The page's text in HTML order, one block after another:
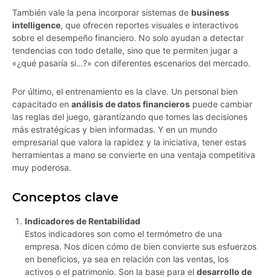
También vale la pena incorporar sistemas de business
intelligence, que ofrecen reportes visuales e interactivos
sobre el desempeño financiero. No solo ayudan a detectar
tendencias con todo detalle, sino que te permiten jugar a
«¿qué pasaría si…?» con diferentes escenarios del mercado.
Por último, el entrenamiento es la clave. Un personal bien
capacitado en análisis de datos financieros puede cambiar
las reglas del juego, garantizando que tomes las decisiones
más estratégicas y bien informadas. Y en un mundo
empresarial que valora la rapidez y la iniciativa, tener estas
herramientas a mano se convierte en una ventaja competitiva
muy poderosa.
Conceptos clave
Indicadores de Rentabilidad
Estos indicadores son como el termómetro de una
empresa. Nos dicen cómo de bien convierte sus esfuerzos
en beneficios, ya sea en relación con las ventas, los
activos o el patrimonio. Son la base para el desarrollo de